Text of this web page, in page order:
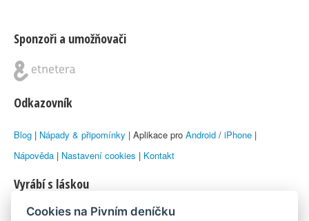
Sponzoři a umožňovači
Odkazovník
Blog | Nápady & připomínky | Aplikace pro Android / iPhone |
Nápověda | Nastavení cookies | Kontakt
Vyrábí s láskou
© 2010–2026 byLukáš Zemanaka Emka
Cookies na Pivním deníčku